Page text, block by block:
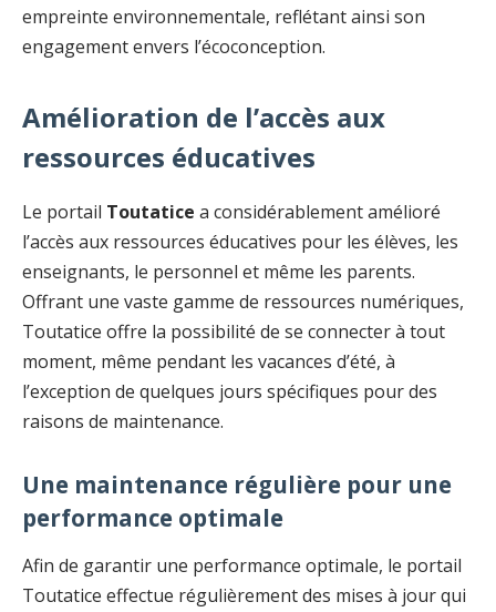
empreinte environnementale, reflétant ainsi son
engagement envers l’écoconception.
Amélioration de l’accès aux
ressources éducatives
Le portail Toutatice a considérablement amélioré
l’accès aux ressources éducatives pour les élèves, les
enseignants, le personnel et même les parents.
Offrant une vaste gamme de ressources numériques,
Toutatice offre la possibilité de se connecter à tout
moment, même pendant les vacances d’été, à
l’exception de quelques jours spécifiques pour des
raisons de maintenance.
Une maintenance régulière pour une
performance optimale
Afin de garantir une performance optimale, le portail
Toutatice effectue régulièrement des mises à jour qui